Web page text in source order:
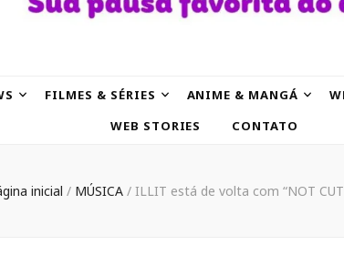
FILMES & SÉRIES ANIME & MANGÁ
WEB STORIES
CONTATO
inicial / MÚSICA / ILLIT está de volta com “NOT